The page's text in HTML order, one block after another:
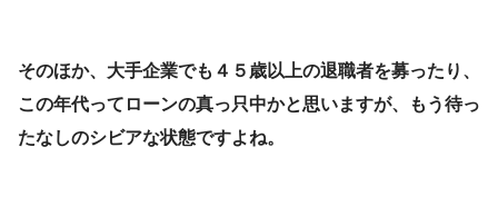
そのほか、大手企業でも４５歳以上の退職者を募ったり、
この年代ってローンの真っ只中かと思いますが、もう待っ
たなしのシビアな状態ですよね。